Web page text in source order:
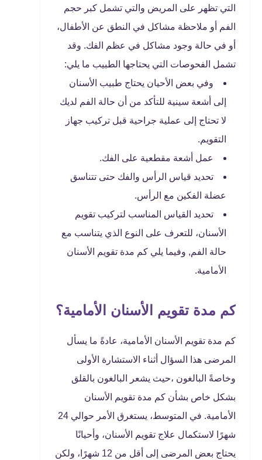
التي تظهر على المريض والتي تشمل كبر حجم
الفم أو ملاحظة مشاكل في النطق عن الأطفال،
أو في حالة وجود مشاكل في عظم الفك. وقد
تشمل الفحوصات التي يحتاجها الطبيب ما يلي:
وفي بعض الأحيان يحتاج طبيب الأسنان
إلى أشعة سينية للتأكد من أن حالة الفم لديك
لا تحتاج إلى عملية جراحية قبل تركيب جهاز
التقويم.
عمل أشعة مقطعية على الفك.
تحديد قياس الرأس والفك حتى تتناسق
عضلة الفكين مع الرأس.
تحديد القياس المناسب لتركيب تقويم
الأسنان، للتعرف على النوع الذي يتناسب مع
حالة الفم, وفيما يلي كم مدة تقويم الأسنان
الأمامية.
كم مدة تقويم الأسنان الأمامية؟
كم مدة تقويم الأسنان الأمامية، عادةً ما يسأل
المرضى هذا السؤال أثناء الاستشارة الأولى
وخاصةً البالغون ،حيث يشعر البالغون بالقلق
بشكل خاص بشأن كم مدة تقويم الأسنان
الأمامية. في المتوسط، يستغرق الأمر حوالي 24
شهرًا لاستكمال علاج تقويم الأسنان، وأحيانًا
يحتاج بعض المرضى إلى أقل من 12 شهرًا، ولكن